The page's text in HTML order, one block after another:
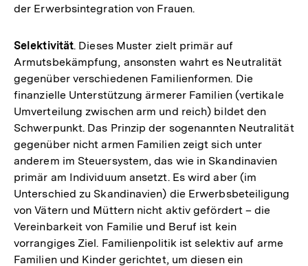
der Erwerbsintegration von Frauen.
Selektivität. Dieses Muster zielt primär auf
Armutsbekämpfung, ansonsten wahrt es Neutralität
gegenüber verschiedenen Familienformen. Die
finanzielle Unterstützung ärmerer Familien (vertikale
Umverteilung zwischen arm und reich) bildet den
Schwerpunkt. Das Prinzip der sogenannten Neutralität
gegenüber nicht armen Familien zeigt sich unter
anderem im Steuersystem, das wie in Skandinavien
primär am Individuum ansetzt. Es wird aber (im
Unterschied zu Skandinavien) die Erwerbsbeteiligung
von Vätern und Müttern nicht aktiv gefördert – die
Vereinbarkeit von Familie und Beruf ist kein
vorrangiges Ziel. Familienpolitik ist selektiv auf arme
Familien und Kinder gerichtet, um diesen ein